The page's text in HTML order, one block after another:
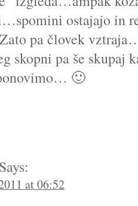
ostajajo in
pa človek
skopni pa še skupaj
🙂
Says:
at 06:52